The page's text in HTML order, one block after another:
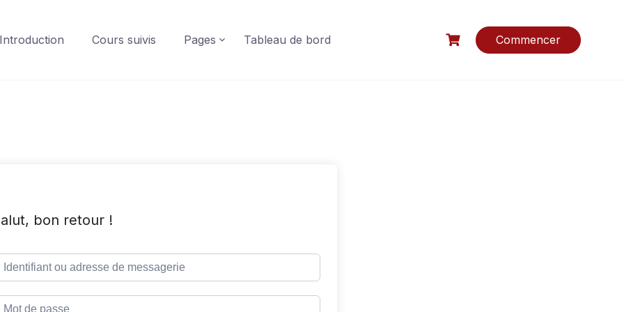
Introduction Cours suivis Pages Tableau de bord Commencer
bon retour !